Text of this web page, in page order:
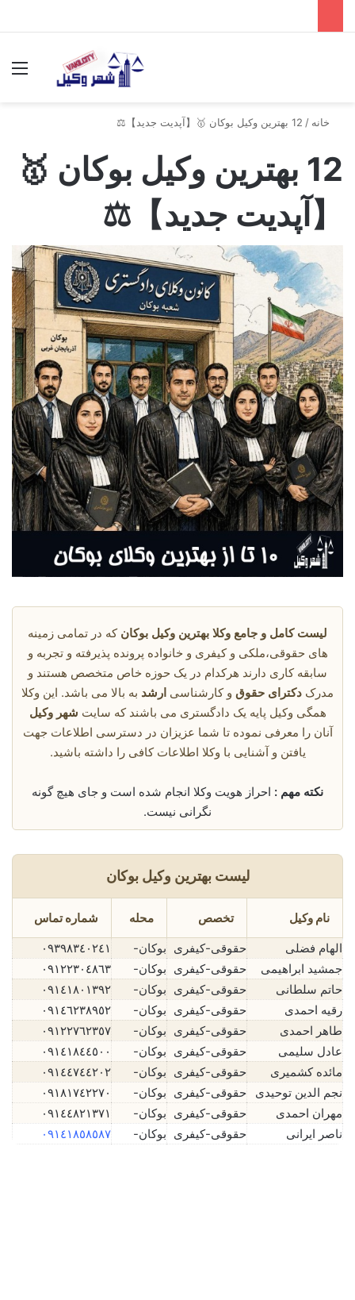
خانه / 12 بهترین وکیل بوکان 🥇【آپدیت جدید】⚖️
12 بهترین وکیل بوکان 🥇
【آپدیت جدید】⚖️
لیست کامل و جامع وکلا بهترین وکیل بوکانکه در تمامی زمینه
های حقوقی،ملکی و کیفری و خانواده پرونده پذیرفته و تجربه و
سابقه کاری دارند هرکدام در یک حوزه خاص متخصص هستند و
مدرک دکترای حقوق و کارشناسی ارشد به بالا می باشد. این وکلا
همگی وکیل پایه یک دادگستری می باشند که سایت شهر وکیل
آنان را معرفی نموده تا شما عزیزان در دسترسی اطلاعات جهت
یافتن و آشنایی با وکلا اطلاعات کافی را داشته باشید.
نکته مهم : احراز هویت وکلا انجام شده است و جای هیچ گونه
نگرانی نیست.
لیست بهترین وکیل بوکان
نام وکیل تخصص محله
شماره تماس
الهام فضلی
حقوقی-کیفری بوکان-
٠٩٣٩٨٣٤٠٢٤١
جمشید ابراهیمی
حقوقی-کیفری بوکان-
٠٩١٢٢٣٠٤٨٦٣
حاتم سلطانی
حقوقی-کیفری بوکان-
٠٩١٤١٨٠١٣٩٢
رقیه احمدی
حقوقی-کیفری بوکان-
٠٩١٤٦٢٣٨٩٥٢
طاهر احمدی
حقوقی-کیفری بوکان-
٠٩١٢٢٧٦٢٣٥٧
عادل سلیمی
حقوقی-کیفری بوکان-
٠٩١٤١٨٤٤٥٠٠
مائده کشمیری
حقوقی-کیفری بوکان-
٠٩١٤٤٧٤٤٢٠٢
نجم الدین توحیدی
حقوقی-کیفری بوکان-
٠٩١٨١٧٤٢٢٧٠
مهران احمدی
حقوقی-کیفری بوکان-
٠٩١٤٤٨٢١٣٧١
ناصر ایرانی
حقوقی-کیفری بوکان- ٠٩١٤١٨٥٨٥٨٧